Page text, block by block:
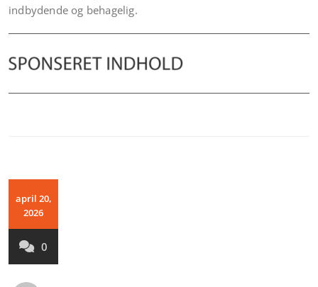
indbydende og behagelig.
april 20,
2026
0